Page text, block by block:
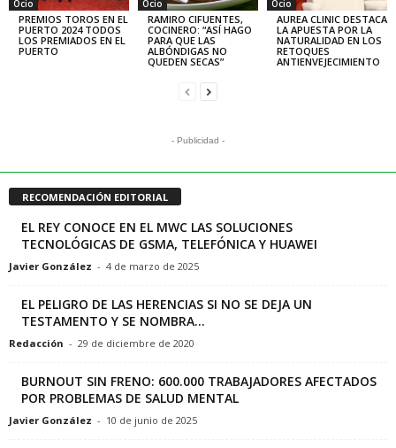
Ocio
PREMIOS TOROS EN EL
PUERTO 2024 TODOS
LOS PREMIADOS EN EL
PUERTO
Ocio
RAMIRO CIFUENTES,
COCINERO: “ASÍ HAGO
PARA QUE LAS
ALBÓNDIGAS NO
QUEDEN SECAS”
Ocio
AUREA CLINIC DESTACA
LA APUESTA POR LA
NATURALIDAD EN LOS
RETOQUES
ANTIENVEJECIMIENTO
- Publicidad -
RECOMENDACIÓN EDITORIAL
EL REY CONOCE EN EL MWC LAS SOLUCIONES
TECNOLÓGICAS DE GSMA, TELEFÓNICA Y HUAWEI
Javier González - 4 de marzo de 2025
EL PELIGRO DE LAS HERENCIAS SI NO SE DEJA UN
TESTAMENTO Y SE NOMBRA...
Redacción - 29 de diciembre de 2020
BURNOUT SIN FRENO: 600.000 TRABAJADORES AFECTADOS
POR PROBLEMAS DE SALUD MENTAL
Javier González - 10 de junio de 2025